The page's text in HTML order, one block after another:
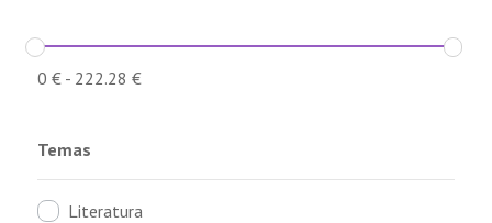
0 €- 222.28 €
Temas
Literatura